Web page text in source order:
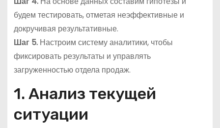
будем тестировать, отметая неэффективные и
докручивая результативные.
Шаг 5.Настроим систему аналитики, чтобы
фиксировать результаты и управлять
загруженностью отдела продаж.
1. Анализ текущей
ситуации